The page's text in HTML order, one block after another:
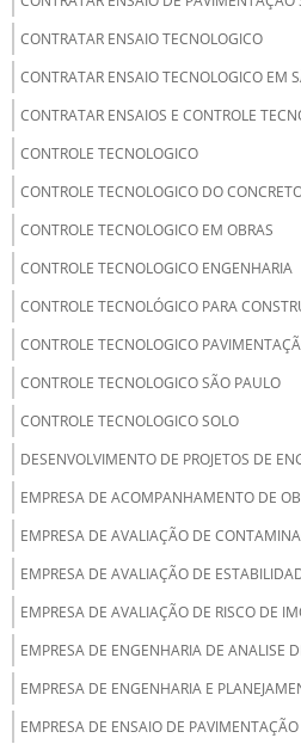
CONTRATAR ENSAIO TECNOLOGICO
CONTRATAR ENSAIO TECNOLOGICO EM
CONTRATAR ENSAIOS E CONTROLE
CONTROLE TECNOLOGICO
CONTROLE TECNOLOGICO DO
CONTROLE TECNOLOGICO EM OBRAS
CONTROLE TECNOLOGICO ENGENHARIA
CONTROLE TECNOLÓGICO PARA
CONTROLE TECNOLOGICO
CONTROLE TECNOLOGICO SÃO PAULO
CONTROLE TECNOLOGICO SOLO
DESENVOLVIMENTO DE PROJETOS DE
EMPRESA DE ACOMPANHAMENTO DE
EMPRESA DE AVALIAÇÃO DE
EMPRESA DE AVALIAÇÃO DE
EMPRESA DE AVALIAÇÃO DE RISCO DE
EMPRESA DE ENGENHARIA DE ANALISE
EMPRESA DE ENGENHARIA E
EMPRESA DE ENSAIO DE PAVIMENTAÇÃO